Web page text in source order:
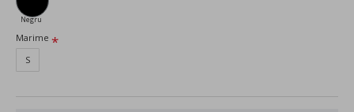
Negru
Marime
S